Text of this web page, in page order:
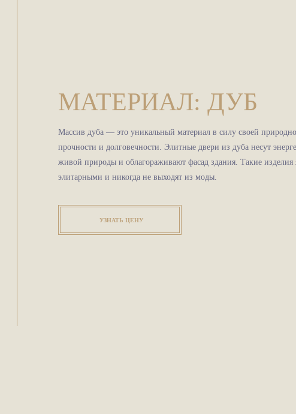
МАТЕРИАЛ: ДУБ
Массив дуба — это уникальный материал в силу своей
прочности и долговечности. Элитные двери из дуба несут
живой природы и облагораживают фасад здания. Такие изделия
элитарными и никогда не выходят из моды.
УЗНАТЬ ЦЕНУ